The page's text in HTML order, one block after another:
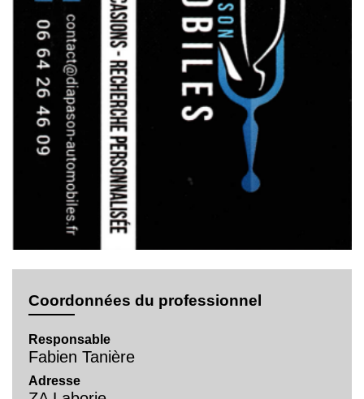
Coordonnées du professionnel
Responsable
Fabien Tanière
Adresse